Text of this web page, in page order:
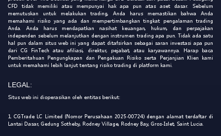
CFD tidak memiliki atau mempunyai hak apa pun atas aset dasar. Sebelum
memutuskan untuk melakukan trading, Anda harus memastikan bahwa Anda
memahami risiko yang ada dan mempertimbangkan tingkat pengalaman trading
Anda. Anda harus mendapatkan nasihat keuangan, hukum, dan perpajakan
independen sebelum melanjutkan dengan instrumen trading apa pun. Tidak ada satu
hal pun dalam situs web ini yang dapat ditafsirkan sebagai saran investasi apa pun
dari CG FinTech atau afiliasi, direktur, pejabat, atau karyawannya. Harap baca
Pemberitahuan Pengungkapan dan Pengakuan Risiko serta Perjanjian Klien kami
untuk memahami lebih lanjut tentang risiko trading di platform kami.
LEGAL:
Situs web ini dioperasikan oleh entitas berikut:
1. CGTrade LC Limited (Nomor Perusahaan 2025-00724) dengan alamat terdaftar di
Lantai Dasar, Gedung Sotheby, Rodney Village, Rodney Bay, Gros-Islet, Saint Lucia.